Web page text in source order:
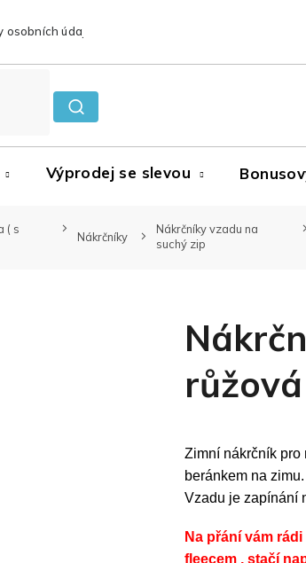
údajů
Výprodej se slevou
( s
Nákrčníky
Nákrčníky vzadu na
suchý zip
růžová
Zimní nákrčník pro
beránkem na
Vzadu je zapínání
Na přání vám
fleecem , stačí